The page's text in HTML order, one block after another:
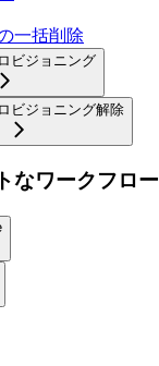
一括削除
ビジョニング
ビジョニング解除
なワークフロー